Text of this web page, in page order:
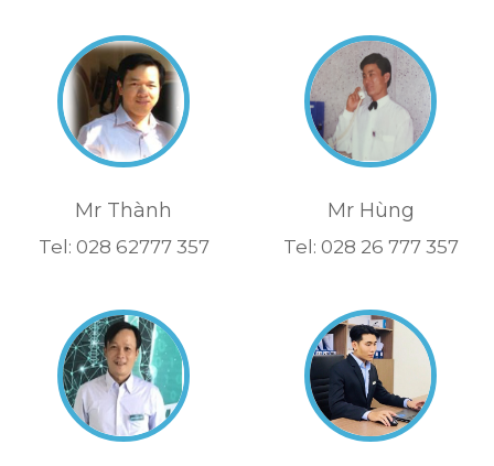
Mr Thành
Tel: 028 62777 357
Mr Hùng
Tel: 028 26 777 357